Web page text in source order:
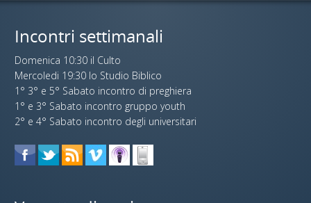
Incontri settimanali
Domenica 10:30 il Culto
Mercoledi 19:30 lo Studio Biblico
1° 3° e 5° Sabato incontro di preghiera
1° e 3° Sabato incontro gruppo youth
2° e 4° Sabato incontro degli universitari